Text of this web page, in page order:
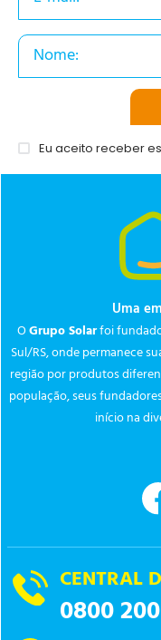
Eu aceito receber
Uma
OGrupo Solarfoi
Sul/RS, onde permanece
região por produtos
população, seus
início na
CENTRAL
0800